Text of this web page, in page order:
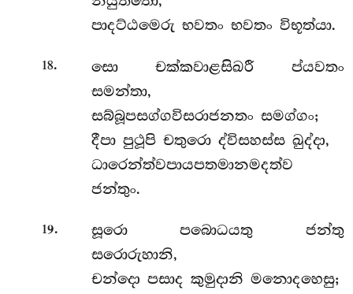
පාදට්ඨමෙරු භවතං භවතං විභූත්යා.
18.
සො චක්කවාළසිඛරී ප්යවතං
සමන්තා,
සබ්බූපසග්ගවිසරාජනතං සමග්ගං;
දීපා පුථූපි චතුරො ද්විසහස්ස ඛුද්දා,
ධාරෙන්ත්වපායපතමානමදත්ව
ජන්තුං.
19.
සූරො පබොධයතු ජන්තු
සරොරුහානි,
චන්දො පසාද කුමුදානි මනොදහෙසු;